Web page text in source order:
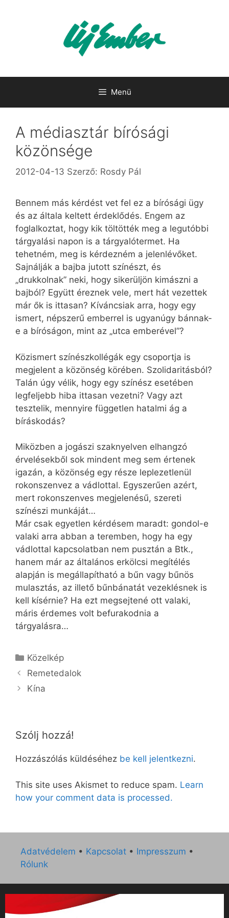
Menü
A médiasztár bírósági
közönsége
2012-04-13 Szerző: Rosdy Pál
Bennem más kérdést vet fel ez a bírósági ügy
és az általa keltett érdeklődés. Engem az
foglalkoztat, hogy kik töltötték meg a legutóbbi
tárgyalási napon is a tárgyalótermet. Ha
tehetném, meg is kérdezném a jelenlévőket.
Sajnálják a bajba jutott színészt, és
„drukkolnak” neki, hogy sikerüljön kimászni a
bajból? Együtt éreznek vele, mert hát vezettek
már ők is ittasan? Kíváncsiak arra, hogy egy
ismert, népszerű emberrel is ugyanúgy bánnak-
e a bíróságon, mint az „utca emberével”?
Közismert színészkollégák egy csoportja is
megjelent a közönség körében. Szolidaritásból?
Talán úgy vélik, hogy egy színész esetében
legfeljebb hiba ittasan vezetni? Vagy azt
tesztelik, mennyire független hatalmi ág a
bíráskodás?
Miközben a jogászi szaknyelven elhangzó
érvelésekből sok mindent meg sem értenek
igazán, a közönség egy része leplezetlenül
rokonszenvez a vádlottal. Egyszerűen azért,
mert rokonszenves megjelenésű, szereti
színészi munkáját…
Már csak egyetlen kérdésem maradt: gondol-e
valaki arra abban a teremben, hogy ha egy
vádlottal kapcsolatban nem pusztán a Btk.,
hanem már az általános erkölcsi megítélés
alapján is megállapítható a bűn vagy bűnös
mulasztás, az illető bűnbánatát vezeklésnek is
kell kísérnie? Ha ezt megsejtené ott valaki,
máris érdemes volt befurakodnia a
tárgyalásra…
Kategória
Közelkép
Remetedalok
Kína
Szólj hozzá!
Hozzászólás küldéséhez be kell jelentkezni.
This site uses Akismet to reduce spam. Learn
how your comment data is processed.
Adatvédelem • Kapcsolat • Impresszum •
Rólunk